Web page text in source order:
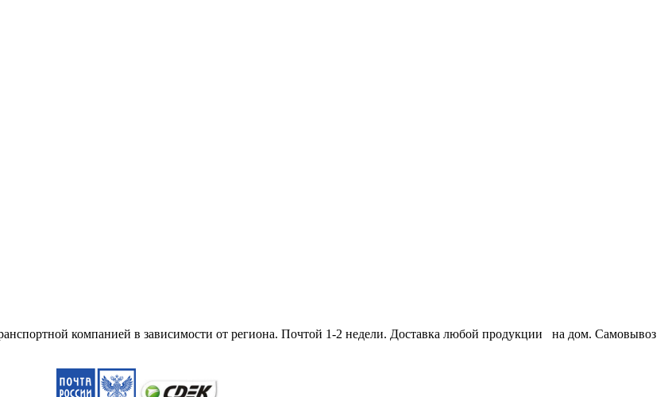
компанией в зависимости от региона. Почтой 1-2 недели. Доставка любой продукции на дом. Самовывоз